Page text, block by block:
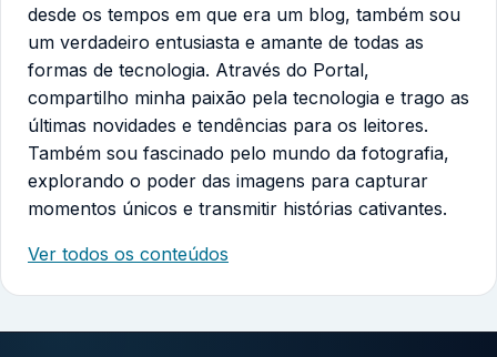
desde os tempos em que era um blog, também sou
um verdadeiro entusiasta e amante de todas as
formas de tecnologia. Através do Portal,
compartilho minha paixão pela tecnologia e trago as
últimas novidades e tendências para os leitores.
Também sou fascinado pelo mundo da fotografia,
explorando o poder das imagens para capturar
momentos únicos e transmitir histórias cativantes.
Ver todos os conteúdos